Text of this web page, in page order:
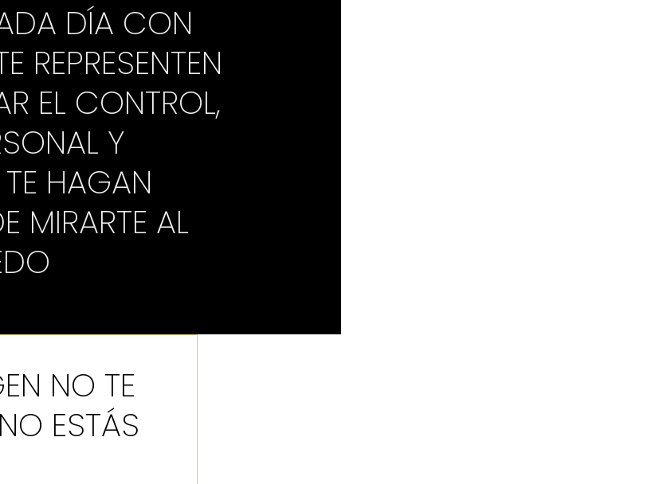
DÍA CON
REPRESENTEN
EL CONTROL,
Y
HAGAN
MIRARTE AL
NO TE
ESTÁS